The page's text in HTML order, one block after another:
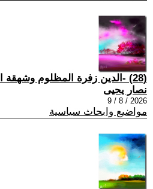
(28) -الدين زفرة المظلوم وشهقة المكلوم-[1]
نصار يحيى
2026 / 8 / 9
مواضيع وابحاث سياسية